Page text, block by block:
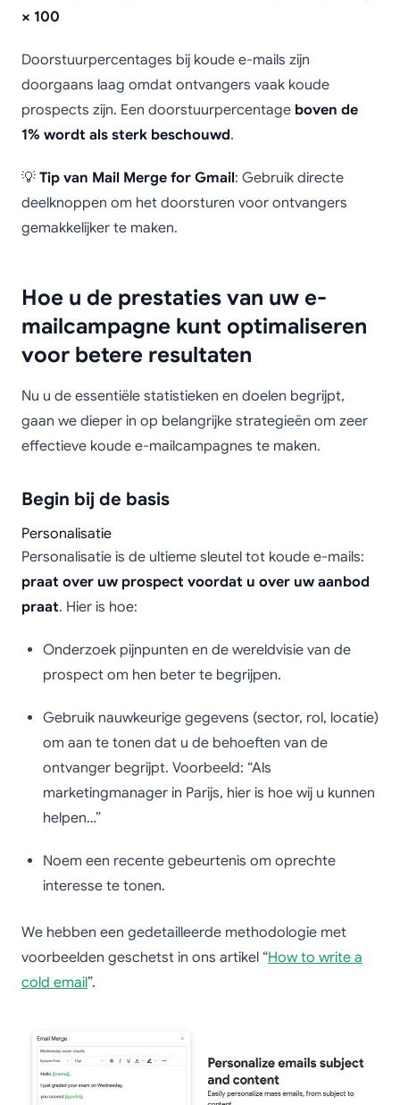
× 100
Doorstuurpercentages bij koude e-mails zijn
doorgaans laag omdat ontvangers vaak koude
prospects zijn. Een doorstuurpercentage boven de
1% wordt als sterk beschouwd.
💡 Tip van Mail Merge for Gmail: Gebruik directe
deelknoppen om het doorsturen voor ontvangers
gemakkelijker te maken.
Hoe u de prestaties van uw e-
mailcampagne kunt optimaliseren
voor betere resultaten
Nu u de essentiële statistieken en doelen begrijpt,
gaan we dieper in op belangrijke strategieën om zeer
effectieve koude e-mailcampagnes te maken.
Begin bij de basis
Personalisatie
Personalisatie is de ultieme sleutel tot koude e-mails:
praat over uw prospect voordat u over uw aanbod
praat. Hier is hoe:
Onderzoek pijnpunten en de wereldvisie van de
prospect om hen beter te begrijpen.
Gebruik nauwkeurige gegevens (sector, rol, locatie)
om aan te tonen dat u de behoeften van de
ontvanger begrijpt. Voorbeeld: “Als
marketingmanager in Parijs, hier is hoe wij u kunnen
helpen…”
Noem een recente gebeurtenis om oprechte
interesse te tonen.
We hebben een gedetailleerde methodologie met
voorbeelden geschetst in ons artikel “How to write a
cold email”.